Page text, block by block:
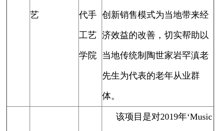
艺 代手
工艺
学院
创新销售模式为当地带来经
济效益的改善，切实帮助以
当地传统制陶世家岩罕滇老
先生为代表的老年从业群
体。
该项目是对2019年‘Music